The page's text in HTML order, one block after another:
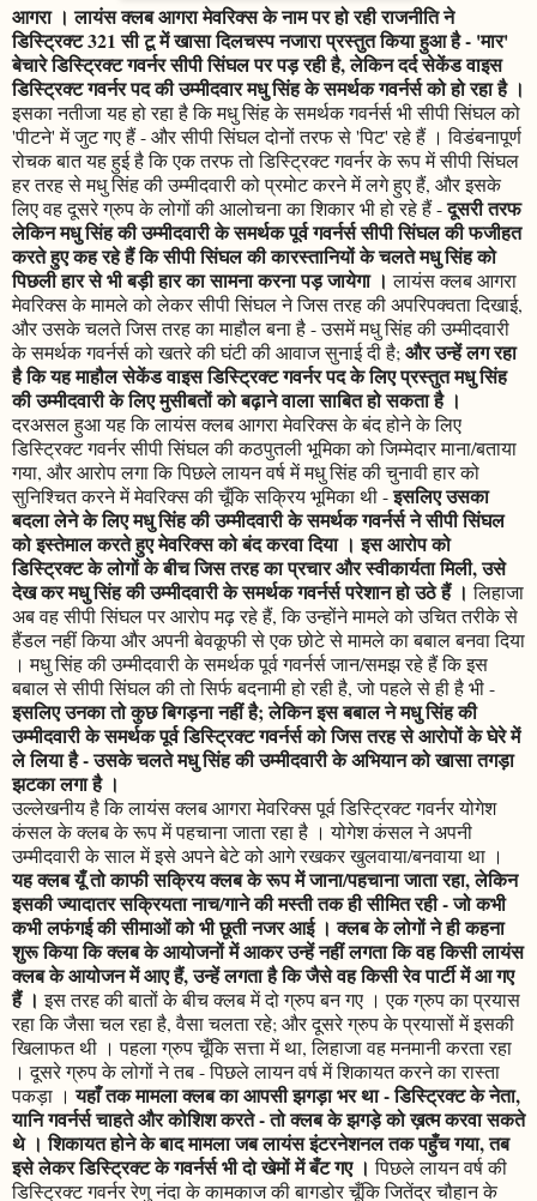
आगरा । लायंस क्लब आगरा मेवरिक्स के नाम पर हो रही राजनीति ने
डिस्ट्रिक्ट 321 सी टू में खासा दिलचस्प नजारा प्रस्तुत किया हुआ है - 'मार'
बेचारे डिस्ट्रिक्ट गवर्नर सीपी सिंघल पर पड़ रही है, लेकिन दर्द सेकेंड वाइस
डिस्ट्रिक्ट गवर्नर पद की उम्मीदवार मधु सिंह के समर्थक गवर्नर्स को हो रहा है ।
इसका नतीजा यह हो रहा है कि मधु सिंह के समर्थक गवर्नर्स भी सीपी सिंघल को
'पीटने' में जुट गए हैं - और सीपी सिंघल दोनों तरफ से 'पिट' रहे हैं । विडंबनापूर्ण
रोचक बात यह हुई है कि एक तरफ तो डिस्ट्रिक्ट गवर्नर के रूप में सीपी सिंघल
हर तरह से मधु सिंह की उम्मीदवारी को प्रमोट करने में लगे हुए हैं, और इसके
लिए वह दूसरे ग्रुप के लोगों की आलोचना का शिकार भी हो रहे हैं -दूसरी तरफ
लेकिन मधु सिंह की उम्मीदवारी के समर्थक पूर्व गवर्नर्स सीपी सिंघल की फजीहत
करते हुए कह रहे हैं कि सीपी सिंघल की कारस्तानियों के चलते मधु सिंह को
पिछली हार से भी बड़ी हार का सामना करना पड़ जायेगा । लायंस क्लब आगरा
मेवरिक्स के मामले को लेकर सीपी सिंघल ने जिस तरह की अपरिपक्वता दिखाई,
और उसके चलते जिस तरह का माहौल बना है - उसमें मधु सिंह की उम्मीदवारी
के समर्थक गवर्नर्स को खतरे की घंटी की आवाज सुनाई दी है; और उन्हें लग रहा
है कि यह माहौल सेकेंड वाइस डिस्ट्रिक्ट गवर्नर पद के लिए प्रस्तुत मधु सिंह
की उम्मीदवारी के लिए मुसीबतों को बढ़ाने वाला साबित हो सकता है ।
दरअसल हुआ यह कि लायंस क्लब आगरा मेवरिक्स के बंद होने के लिए
डिस्ट्रिक्ट गवर्नर सीपी सिंघल की कठपुतली भूमिका को जिम्मेदार माना/बताया
गया, और आरोप लगा कि पिछले लायन वर्ष में मधु सिंह की चुनावी हार को
सुनिश्चित करने में मेवरिक्स की चूँकि सक्रिय भूमिका थी -इसलिए उसका
बदला लेने के लिए मधु सिंह की उम्मीदवारी के समर्थक गवर्नर्स ने सीपी सिंघल
को इस्तेमाल करते हुए मेवरिक्स को बंद करवा दिया । इस आरोप को
डिस्ट्रिक्ट के लोगों के बीच जिस तरह का प्रचार और स्वीकार्यता मिली, उसे
देख कर मधु सिंह की उम्मीदवारी के समर्थक गवर्नर्स परेशान हो उठे हैं । लिहाजा
अब वह सीपी सिंघल पर आरोप मढ़ रहे हैं, कि उन्होंने मामले को उचित तरीके से
हैंडल नहीं किया और अपनी बेवकूफी से एक छोटे से मामले का बबाल बनवा दिया
। मधु सिंह की उम्मीदवारी के समर्थक पूर्व गवर्नर्स जान/समझ रहे हैं कि इस
बबाल से सीपी सिंघल की तो सिर्फ बदनामी हो रही है, जो पहले से ही है भी -
इसलिए उनका तो कुछ बिगड़ना नहीं है; लेकिन इस बबाल ने मधु सिंह की
उम्मीदवारी के समर्थक पूर्व डिस्ट्रिक्ट गवर्नर्स को जिस तरह से आरोपों के घेरे में
ले लिया है - उसके चलते मधु सिंह की उम्मीदवारी के अभियान को खासा तगड़ा
झटका लगा है ।
उल्लेखनीय है कि लायंस क्लब आगरा मेवरिक्स पूर्व डिस्ट्रिक्ट गवर्नर योगेश
कंसल के क्लब के रूप में पहचाना जाता रहा है । योगेश कंसल ने अपनी
उम्मीदवारी के साल में इसे अपने बेटे को आगे रखकर खुलवाया/बनवाया था ।
यह क्लब यूँ तो काफी सक्रिय क्लब के रूप में जाना/पहचाना जाता रहा, लेकिन
इसकी ज्यादातर सक्रियता नाच/गाने की मस्ती तक ही सीमित रही - जो कभी
कभी लफंगई की सीमाओं को भी छूती नजर आई । क्लब के लोगों ने ही कहना
शुरू किया कि क्लब के आयोजनों में आकर उन्हें नहीं लगता कि वह किसी लायंस
क्लब के आयोजन में आए हैं, उन्हें लगता है कि जैसे वह किसी रेव पार्टी में आ गए
हैं । इस तरह की बातों के बीच क्लब में दो ग्रुप बन गए । एक ग्रुप का प्रयास
रहा कि जैसा चल रहा है, वैसा चलता रहे; और दूसरे ग्रुप के प्रयासों में इसकी
खिलाफत थी । पहला ग्रुप चूँकि सत्ता में था, लिहाजा वह मनमानी करता रहा
। दूसरे ग्रुप के लोगों ने तब - पिछले लायन वर्ष में शिकायत करने का रास्ता
पकड़ा ।यहाँ तक मामला क्लब का आपसी झगड़ा भर था - डिस्ट्रिक्ट के नेता,
यानि गवर्नर्स चाहते और कोशिश करते - तो क्लब के झगड़े को ख़त्म करवा सकते
थे । शिकायत होने के बाद मामला जब लायंस इंटरनेशनल तक पहुँच गया, तब
इसे लेकर डिस्ट्रिक्ट के गवर्नर्स भी दो खेमों में बँट गए । पिछले लायन वर्ष की
डिस्ट्रिक्ट गवर्नर रेणु नंदा के कामकाज की बागडोर चूँकि जितेंद्र चौहान के